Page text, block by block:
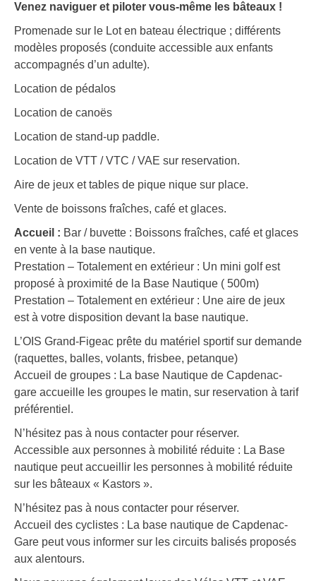
Venez naviguer et piloter vous-même les bâteaux !
Promenade sur le Lot en bateau électrique ; différents
modèles proposés (conduite accessible aux enfants
accompagnés d’un adulte).
Location de pédalos
Location de canoës
Location de stand-up paddle.
Location de VTT / VTC / VAE sur reservation.
Aire de jeux et tables de pique nique sur place.
Vente de boissons fraîches, café et glaces.
Accueil : Bar / buvette : Boissons fraîches, café et glaces
en vente à la base nautique.
Prestation – Totalement en extérieur : Un mini golf est
proposé à proximité de la Base Nautique ( 500m)
Prestation – Totalement en extérieur : Une aire de jeux
est à votre disposition devant la base nautique.
L’OIS Grand-Figeac prête du matériel sportif sur demande
(raquettes, balles, volants, frisbee, petanque)
Accueil de groupes : La base Nautique de Capdenac-
gare accueille les groupes le matin, sur reservation à tarif
préférentiel.
N’hésitez pas à nous contacter pour réserver.
Accessible aux personnes à mobilité réduite : La Base
nautique peut accueillir les personnes à mobilité réduite
sur les bâteaux « Kastors ».
N’hésitez pas à nous contacter pour réserver.
Accueil des cyclistes : La base nautique de Capdenac-
Gare peut vous informer sur les circuits balisés proposés
aux alentours.